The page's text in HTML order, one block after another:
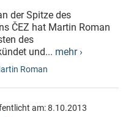
der Spitze des
ČEZ hat Martin Roman
des
und... mehr ›
Roman
am:8.10.2013